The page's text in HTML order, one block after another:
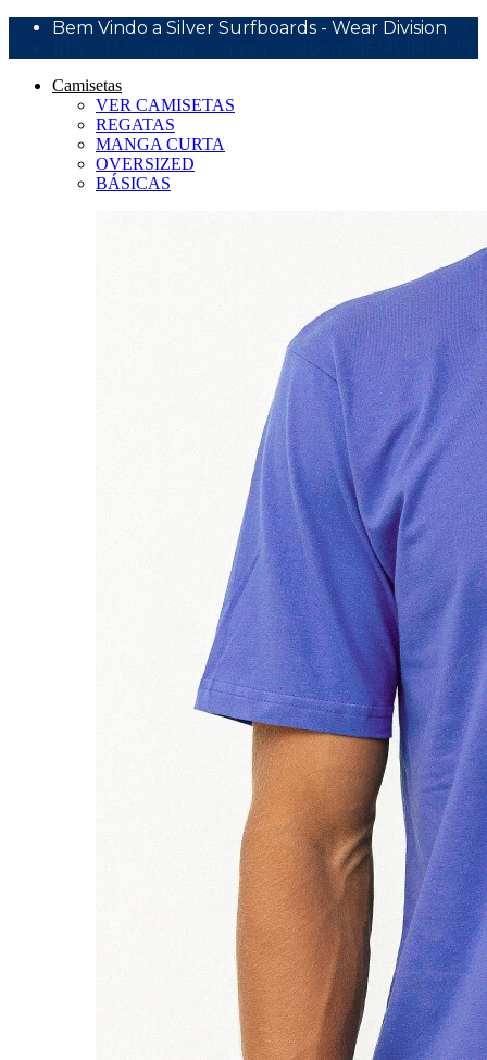
Bem Vindo a Silver Surfboards - Wear Division
Camisetas
VER CAMISETAS
REGATAS
MANGA CURTA
OVERSIZED
BÁSICAS